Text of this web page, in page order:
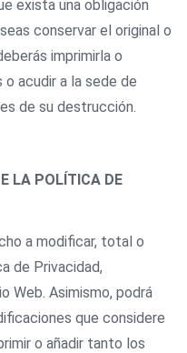
exista una obligación
conservar el original o
imprimirla o
o acudir a la sede de
de su destrucción.
LA POLÍTICA DE
a modificar, total o
de Privacidad,
Web. Asimismo, podrá
que considere
o añadir tanto los